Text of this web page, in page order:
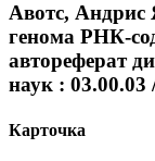
Авотс, Андрис
генома РНК-
автореферат
наук : 03.00.03
Карточка